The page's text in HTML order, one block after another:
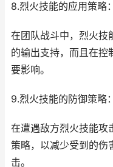
8.烈火技能的应用策略
在团队战斗中，烈火技
的输出支持，而且在控
要影响。
9.烈火技能的防御策略
在遭遇敌方烈火技能攻
策略，以减少受到的伤
击。